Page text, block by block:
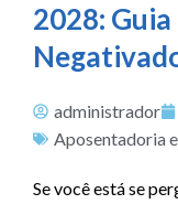
2028:
administrador
Aposentadoria
Se você está se